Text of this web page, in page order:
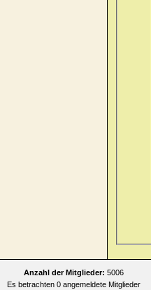
Anzahl der Mitglieder: 5006
Es betrachten 0 angemeldete Mitglieder